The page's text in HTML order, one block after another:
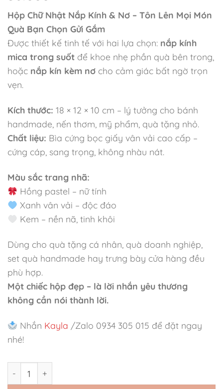
Hộp Chữ Nhật Nắp Kính & Nơ – Tôn Lên Mọi Món
Quà Bạn Chọn Gửi Gắm
Được thiết kế tinh tế với hai lựa chọn: nắp kính
mica trong suốt để khoe nhẹ phần quà bên trong,
hoặc nắp kín kèm nơ cho cảm giác bất ngờ trọn
vẹn.
Kích thước: 18 × 12 × 10 cm – lý tưởng cho bánh
handmade, nến thơm, mỹ phẩm, quà tặng nhỏ.
Chất liệu: Bìa cứng bọc giấy vân vải cao cấp –
cứng cáp, sang trọng, không nhàu nát.
Màu sắc trang nhã:
Hồng pastel – nữ tính
Xanh vân vải – độc đáo
Kem – nền nã, tinh khôi
Dùng cho quà tặng cá nhân, quà doanh nghiệp,
set quà handmade hay trưng bày cửa hàng đều
phù hợp.
Một chiếc hộp đẹp – là lời nhắn yêu thương
không cần nói thành lời.
Nhắn Kayla /Zalo 0934 305 015 để đặt ngay
nhé!